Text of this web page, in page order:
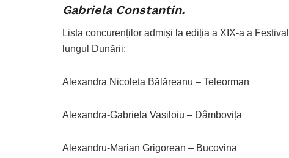
Gabriela Constantin.
Lista concurenților admiși la ediția a XIX-a a
lungul Dunării:
Alexandra Nicoleta Bălăreanu – Teleorman
Alexandra-Gabriela Vasiloiu – Dâmbovița
Alexandru-Marian Grigorean – Bucovina